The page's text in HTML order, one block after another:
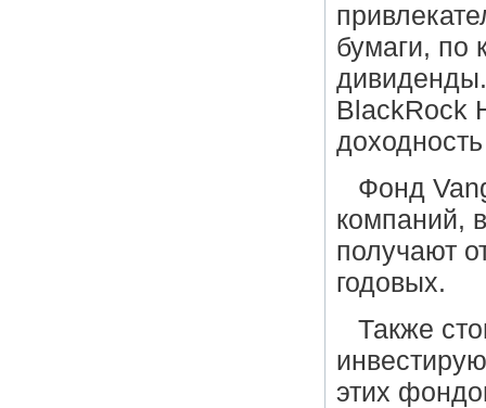
бумаги, по
BlackRock
Фонд
компаний,
получают
годовых.
Также
этих